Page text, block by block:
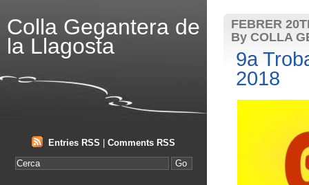
FEBRER
By COLLA
9a
2018
Colla Gegantera de
la Llagosta
Entries RSS Comments RSS